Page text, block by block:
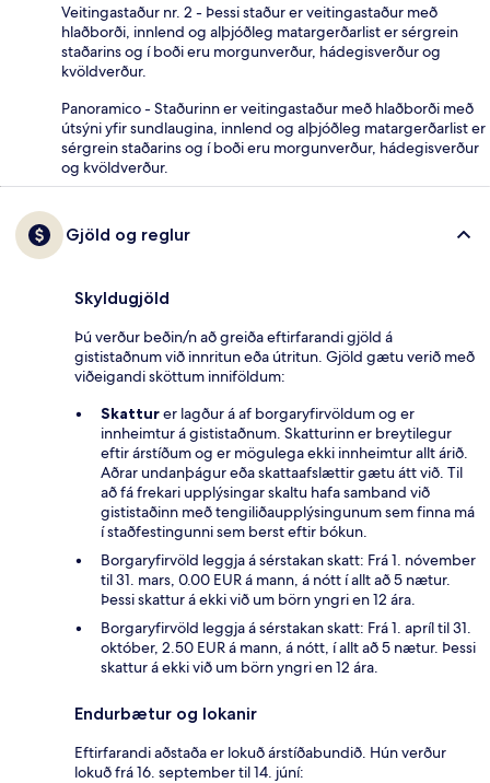
Veitingastaður nr. 2 - Þessi staður er veitingastaður með
hlaðborði, innlend og alþjóðleg matargerðarlist er sérgrein
staðarins og í boði eru morgunverður, hádegisverður og
kvöldverður.
Panoramico - Staðurinn er veitingastaður með hlaðborði með
útsýni yfir sundlaugina, innlend og alþjóðleg matargerðarlist er
sérgrein staðarins og í boði eru morgunverður, hádegisverður
og kvöldverður.
Gjöld og reglur
Skyldugjöld
Þú verður beðin/n að greiða eftirfarandi gjöld á
gististaðnum við innritun eða útritun. Gjöld gætu verið með
viðeigandi sköttum inniföldum:
Skatturer lagður á af borgaryfirvöldum og er
innheimtur á gististaðnum. Skatturinn er breytilegur
eftir árstíðum og er mögulega ekki innheimtur allt árið.
Aðrar undanþágur eða skattaafslættir gætu átt við. Til
að fá frekari upplýsingar skaltu hafa samband við
gististaðinn með tengiliðaupplýsingunum sem finna má
í staðfestingunni sem berst eftir bókun.
Borgaryfirvöld leggja á sérstakan skatt: Frá 1. nóvember
til 31. mars, 0.00 EUR á mann, á nótt í allt að 5 nætur.
Þessi skattur á ekki við um börn yngri en 12 ára.
Borgaryfirvöld leggja á sérstakan skatt: Frá 1. apríl til 31.
október, 2.50 EUR á mann, á nótt, í allt að 5 nætur. Þessi
skattur á ekki við um börn yngri en 12 ára.
Endurbætur og lokanir
Eftirfarandi aðstaða er lokuð árstíðabundið. Hún verður
lokuð frá 16. september til 14. júní: